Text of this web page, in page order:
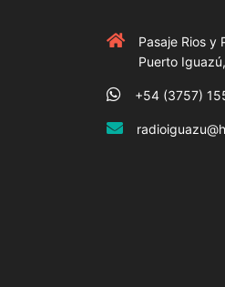
Pasaje Rios y
Puerto
+54 (3757)